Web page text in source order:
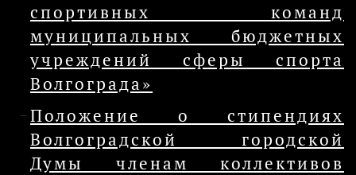
спортивных команд
муниципальных бюджетных
учреждений сферы спорта
Волгограда»
Положение о стипендиях
Волгоградской городской
Думы членам коллективов